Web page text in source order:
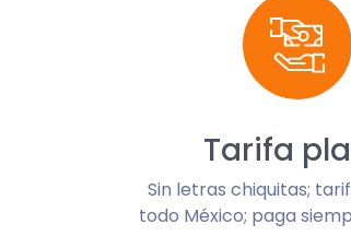
Tarifa
Sin letras chiquitas;
todo México; paga